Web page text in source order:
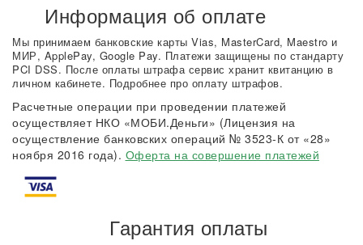
Информация об оплате
Мы принимаем банковские карты Vias, MasterCard, Maestro и
МИР, ApplePay, Google Pay. Платежи защищены по стандарту
PCI DSS. После оплаты штрафа сервис хранит квитанцию в
личном кабинете. Подробнее про оплату штрафов.
Расчетные операции при проведении платежей
осуществляет НКО «МОБИ.Деньги» (Лицензия на
осуществление банковских операций № 3523-К от «28»
ноября 2016 года). Оферта на совершение платежей
Гарантия оплаты